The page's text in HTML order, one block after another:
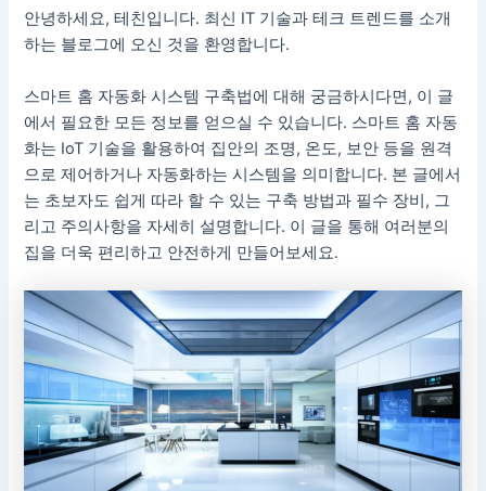
안녕하세요, 테친입니다. 최신 IT 기술과 테크 트렌드를 소개
하는 블로그에 오신 것을 환영합니다.
스마트 홈 자동화 시스템 구축법에 대해 궁금하시다면, 이 글
에서 필요한 모든 정보를 얻으실 수 있습니다. 스마트 홈 자동
화는 IoT 기술을 활용하여 집안의 조명, 온도, 보안 등을 원격
으로 제어하거나 자동화하는 시스템을 의미합니다. 본 글에서
는 초보자도 쉽게 따라 할 수 있는 구축 방법과 필수 장비, 그
리고 주의사항을 자세히 설명합니다. 이 글을 통해 여러분의
집을 더욱 편리하고 안전하게 만들어보세요.